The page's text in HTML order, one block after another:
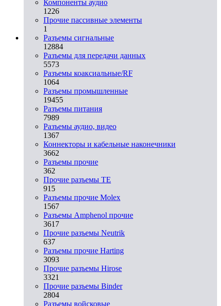
Компоненты аудио
1226
Прочие пассивные элементы
1
Разъeмы сигнальные
12884
Разъeмы для передачи данных
5573
Разъeмы коаксиальные/RF
1064
Разъeмы промышленные
19455
Разъeмы питания
7989
Разъeмы аудио, видео
1367
Коннекторы и кабельные наконечники
3662
Разъeмы прочие
362
Прочие разъемы TE
915
Разъемы прочие Molex
1567
Разъемы Amphenol прочие
3617
Прочие разъемы Neutrik
637
Разъемы прочие Harting
3093
Прочие разъемы Hirose
3321
Прочие разъемы Binder
2804
Разъемы войсковые